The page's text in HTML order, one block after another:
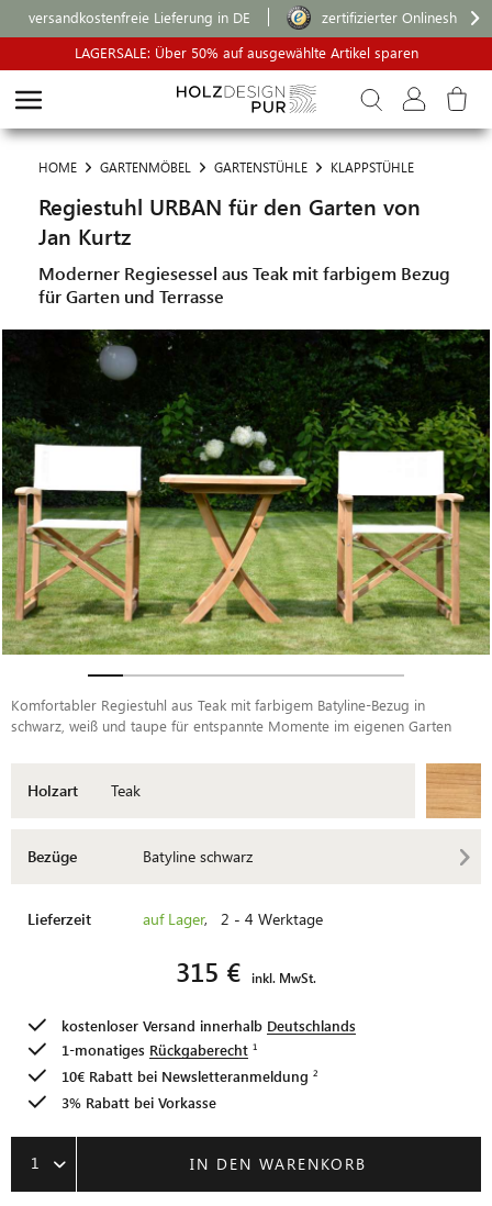
versandkostenfreie Lieferung in DE
zertifizierter Onlineshop
LAGERSALE: Über 50% auf ausgewählte Artikel sparen
HOME GARTENMÖBEL GARTENSTÜHLE KLAPPSTÜHLE
Regiestuhl URBAN für den Garten von
Jan Kurtz
Moderner Regiesessel aus Teak mit farbigem Bezug
für Garten und Terrasse
Komfortabler Regiestuhl aus Teak mit farbigem Batyline-Bezug in
schwarz, weiß und taupe für entspannte Momente im eigenen Garten
Holzart Teak
Bezüge Batyline schwarz
Lieferzeit auf Lager, 2 - 4 Werktage
315 € inkl. MwSt.
kostenloser Versand innerhalb Deutschlands
1-monatiges Rückgaberecht
10€ Rabatt bei Newsletteranmeldung
3% Rabatt bei Vorkasse
1 IN DEN WARENKORB